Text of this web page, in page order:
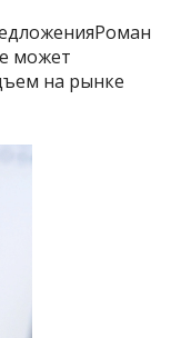
может
на рынке